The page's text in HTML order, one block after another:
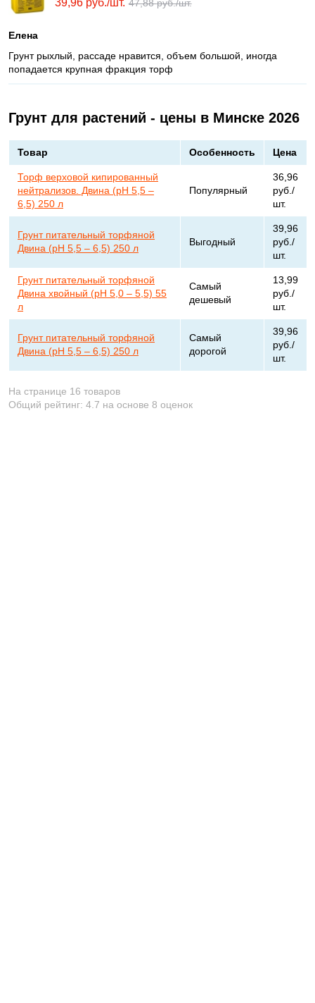
47,88руб./шт.
39,96 руб./шт.
Елена
Грунт рыхлый, рассаде нравится, объем большой, иногда
попадается крупная фракция торф
Грунт для растений - цены в Минске 2026
Товар Особенность Цена
Торф верховой кипированный
нейтрализов. Двина (pH 5,5 –
6,5) 250 л
Популярный
36,96
руб./
шт.
Грунт питательный торфяной
Двина (pH 5,5 – 6,5) 250 л
Выгодный
39,96
руб./
шт.
Грунт питательный торфяной
Двина хвойный (pH 5,0 – 5,5) 55
л
Самый
дешевый
13,99
руб./
шт.
Грунт питательный торфяной
Двина (pH 5,5 – 6,5) 250 л
Самый
дорогой
39,96
руб./
шт.
На странице 16 товаров
Общий рейтинг: 4.7 на основе 8 оценок